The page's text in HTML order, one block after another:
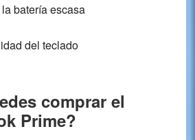
batería escasa
del teclado
comprar el
Prime?